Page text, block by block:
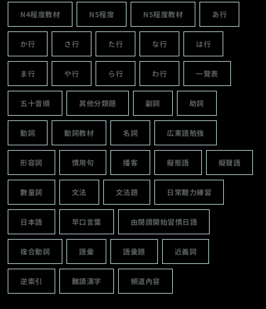
N4程度教材 N5程度 N5程度教材 あ行
か行 さ行 た行 な行 は行
ま行 や行 ら行 わ行 一覽表
五十音順 其他分類題 副詞 助詞
動詞 動詞教材 名詞 広東語勉強
形容詞 慣用句 播客 擬態語 擬聲語
數量詞 文法 文法題 日常聽力練習
日本語 早口言葉 由閱讀開始習慣日語
複合動詞 語彙 語彙題 近義詞
逆索引 難讀漢字 頻道內容